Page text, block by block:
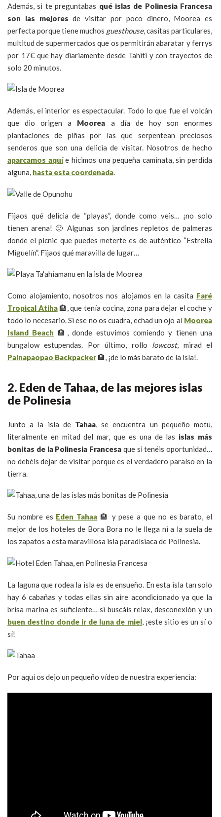
Además, si te preguntabas qué islas de Polinesia Francesa
son las mejores de visitar por poco dinero, Moorea es
perfecta porque tiene muchos guesthouse, casitas particulares,
multitud de supermercados que os permitirán abaratar y ferrys
por 17€ que hay diariamente desde Tahiti y con trayectos de
solo 20 minutos.
Además, el interior es espectacular. Todo lo que fue el volcán
que dio origen a Moorea a día de hoy son enormes
plantaciones de piñas por las que serpentean preciosos
senderos que son una delicia de visitar. Nosotros de hecho
aparcamos aquíe hicimos una pequeña caminata, sin perdida
alguna, hasta esta coordenada.
Fijaos qué delicia de “playas”, donde como veis… ¡no solo
tienen arena! 🙂 Algunas son jardines repletos de palmeras
donde el picnic que puedes meterte es de auténtico “Estrella
Miguelín”. Fijaos qué maravilla de lugar…
Como alojamiento, nosotros nos alojamos en la casita Faré
Tropical Atiha🏨, que tenía cocina, zona para dejar el coche y
todo lo necesario. Si ese no os cuadra, echad un ojo al Moorea
Island Beach 🏨, donde estuvimos comiendo y tienen una
bungalow estupendas. Por último, rollo lowcost, mirad el
Painapaopao Backpacker🏨, ¡de lo más barato de la isla!.
2. Eden de Tahaa, de las mejores islas
de Polinesia
Junto a la isla de Tahaa, se encuentra un pequeño motu,
literalmente en mitad del mar, que es una de las islas más
bonitas de la Polinesia Francesa que si tenéis oportunidad…
no debéis dejar de visitar porque es el verdadero paraíso en la
tierra.
Su nombre es Eden Tahaa 🏨 y pese a que no es barato, el
mejor de los hoteles de Bora Bora no le llega ni a la suela de
los zapatos a esta maravillosa isla paradísiaca de Polinesia.
La laguna que rodea la isla es de ensueño. En esta isla tan solo
hay 6 cabañas y todas ellas sin aire acondicionado ya que la
brisa marina es suficiente… si buscáis relax, desconexión y un
buen destino donde ir de luna de miel, ¡este sitio es un sí o
sí!
Por aquí os dejo un pequeño vídeo de nuestra experiencia: